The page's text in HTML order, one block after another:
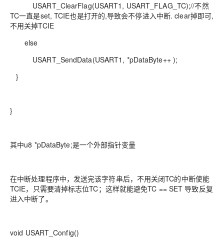
USART_ClearFlag(USART1, USART_FLAG_TC);//不然
TC一直是set, TCIE也是打开的,导致会不停进入中断. clear掉即可,
不用关掉TCIE
else
USART_SendData(USART1, *pDataByte++ );
}
}
其中u8 *pDataByte;是一个外部指针变量
在中断处理程序中，发送完该字符串后，不用关闭TC的中断使能
TCIE，只需要清掉标志位TC；这样就能避免TC == SET 导致反复
进入中断了。
void USART_Config()